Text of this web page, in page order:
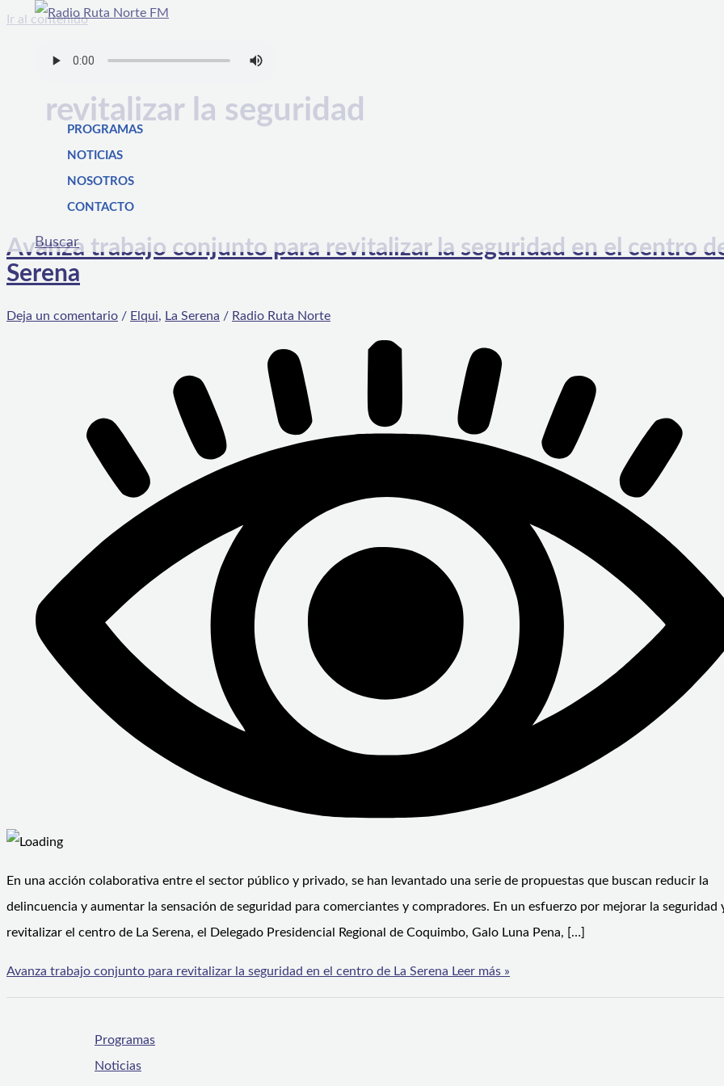
Ir al contenido
PROGRAMAS
NOTICIAS
NOSOTROS
CONTACTO
Buscar
revitalizar la seguridad
Avanza trabajo conjunto para revitalizar la seguridad en el centro
Serena
Deja un comentario / Elqui, La Serena / Radio Ruta Norte
En una acción colaborativa entre el sector público y privado, se han levantado una serie de propuestas que buscan reducir la
delincuencia y aumentar la sensación de seguridad para comerciantes y compradores. En un esfuerzo por mejorar la seguridad
revitalizar el centro de La Serena, el Delegado Presidencial Regional de Coquimbo, Galo Luna Pena, […]
Avanza trabajo conjunto para revitalizar la seguridad en el centro de La Serena Leer más »
Programas
Noticias